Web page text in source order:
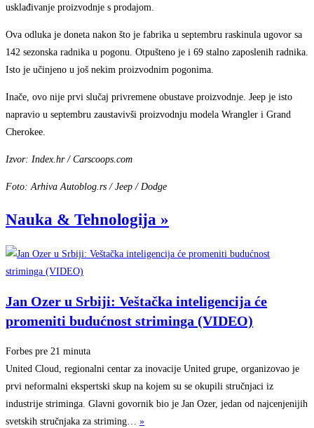
usklađivanje proizvodnje s prodajom.
Ova odluka je doneta nakon što je fabrika u septembru raskinula ugovor sa
142 sezonska radnika u pogonu. Otpušteno je i 69 stalno zaposlenih radnika.
Isto je učinjeno u još nekim proizvodnim pogonima.
Inače, ovo nije prvi slučaj privremene obustave proizvodnje. Jeep je isto
napravio u septembru zaustavivši proizvodnju modela Wrangler i Grand
Cherokee.
Izvor: Index.hr / Carscoops.com
Foto: Arhiva Autoblog.rs / Jeep / Dodge
Nauka & Tehnologija »
Jan Ozer u Srbiji: Veštačka inteligencija će
promeniti budućnost striminga (VIDEO)
Forbes pre 21 minuta
United Cloud, regionalni centar za inovacije United grupe, organizovao je
prvi neformalni ekspertski skup na kojem su se okupili stručnjaci iz
industrije striminga. Glavni govornik bio je Jan Ozer, jedan od najcenjenijih
svetskih stručnjaka za striming… »